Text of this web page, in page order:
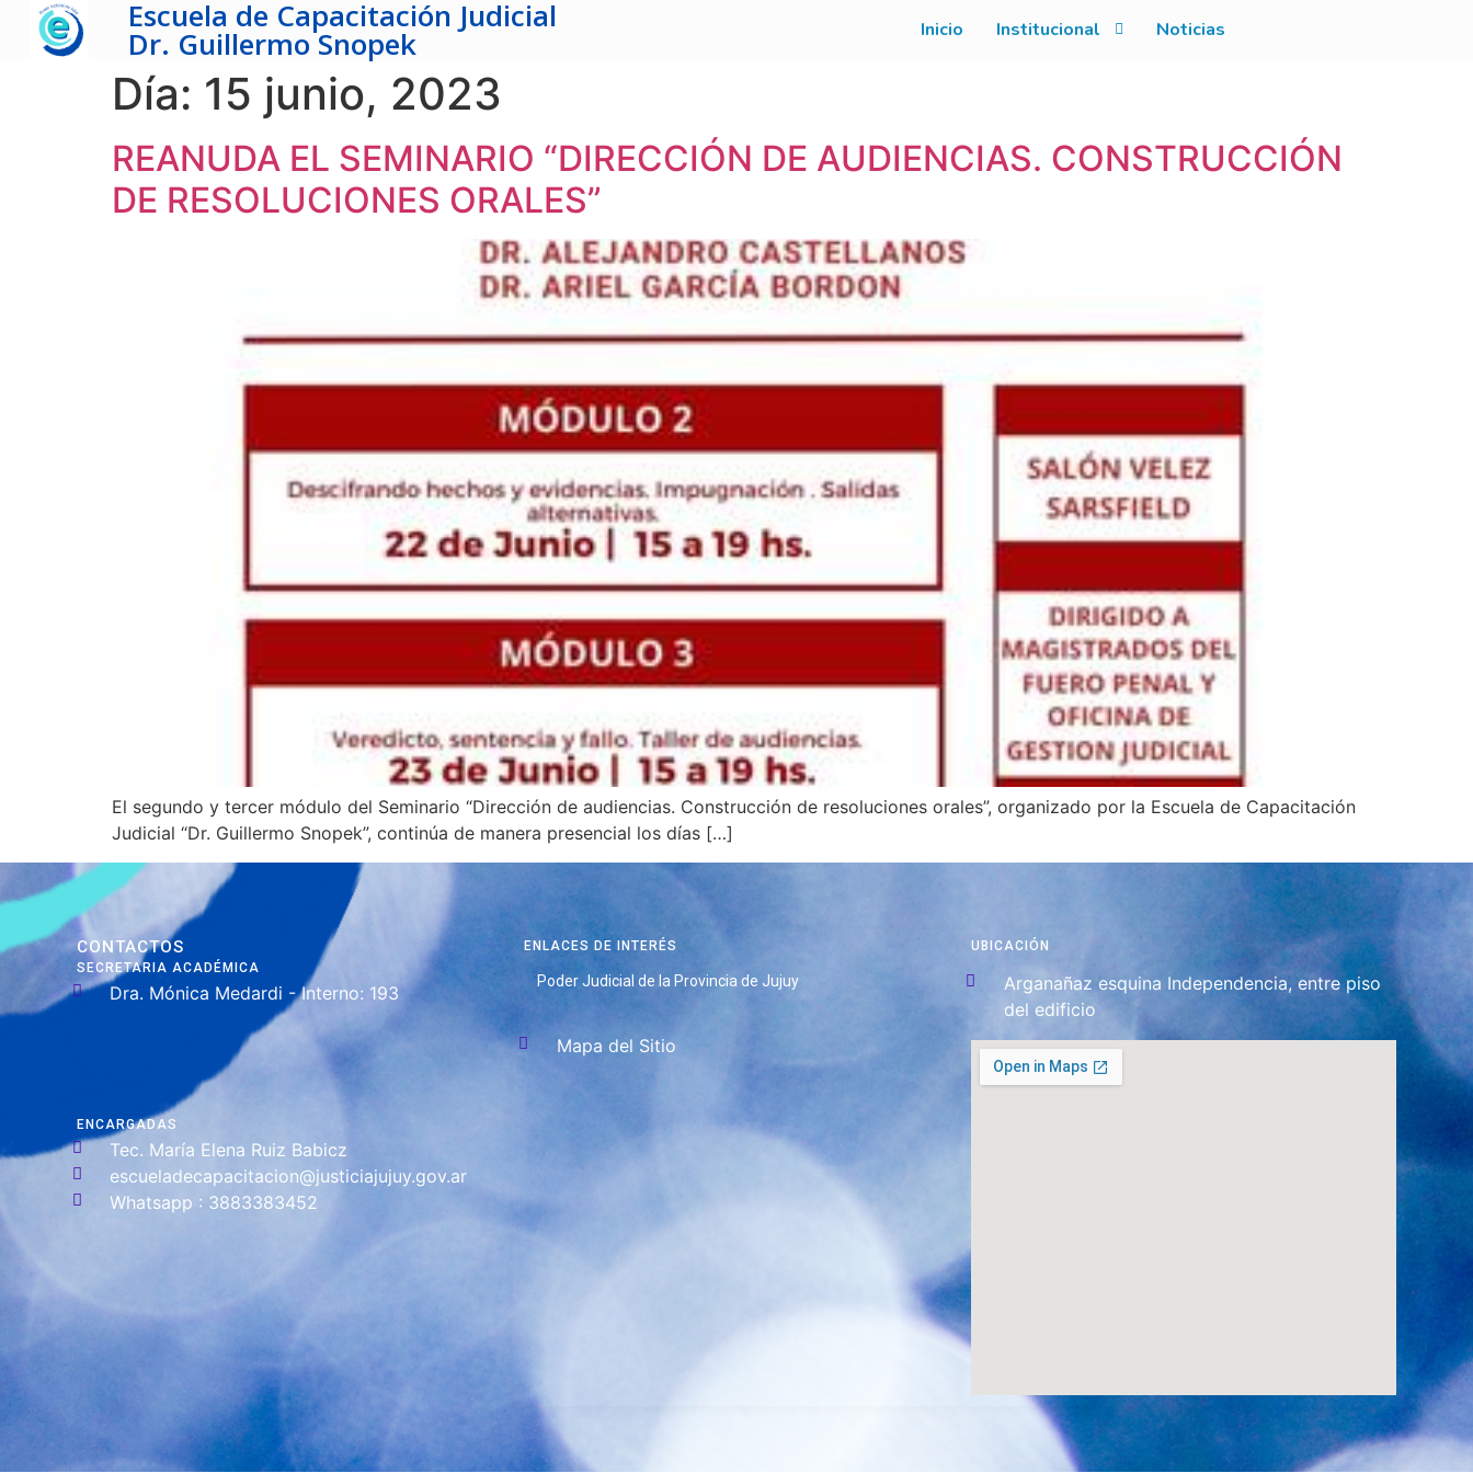
Escuela de Capacitación Judicial
Dr. Guillermo Snopek Inicio Institucional Noticias
Día: 15 junio, 2023
REANUDA EL SEMINARIO “DIRECCIÓN DE AUDIENCIAS. CONSTRUCCIÓN
DE RESOLUCIONES ORALES”
El segundo y tercer módulo del Seminario “Dirección de audiencias. Construcción de resoluciones orales”, organizado por la Escuela de Capacitación
Judicial “Dr. Guillermo Snopek”, continúa de manera presencial los días […]
CONTACTOS
SECRETARIA ACADÉMICA
Dra. Mónica Medardi - Interno: 193
ENCARGADAS
Tec. María Elena Ruiz Babicz
escueladecapacitacion@justiciajujuy.gov.ar
Whatsapp : 3883383452
ENLACES DE INTERÉS
Poder Judicial de la Provincia de Jujuy
Mapa del Sitio
UBICACIÓN
Arganañaz esquina Independencia, entre piso
del edificio